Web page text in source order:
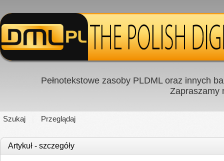
Pełnotekstowe zasoby PLDML oraz innych
Zapraszamy
Szukaj Przeglądaj
Artykuł - szczegóły